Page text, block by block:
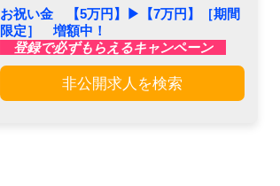
お祝い金 【5万円】▶︎【7万円】［期間
限定］ 増額中！
登録で必ずもらえるキャンペーン
非公開求人を検索